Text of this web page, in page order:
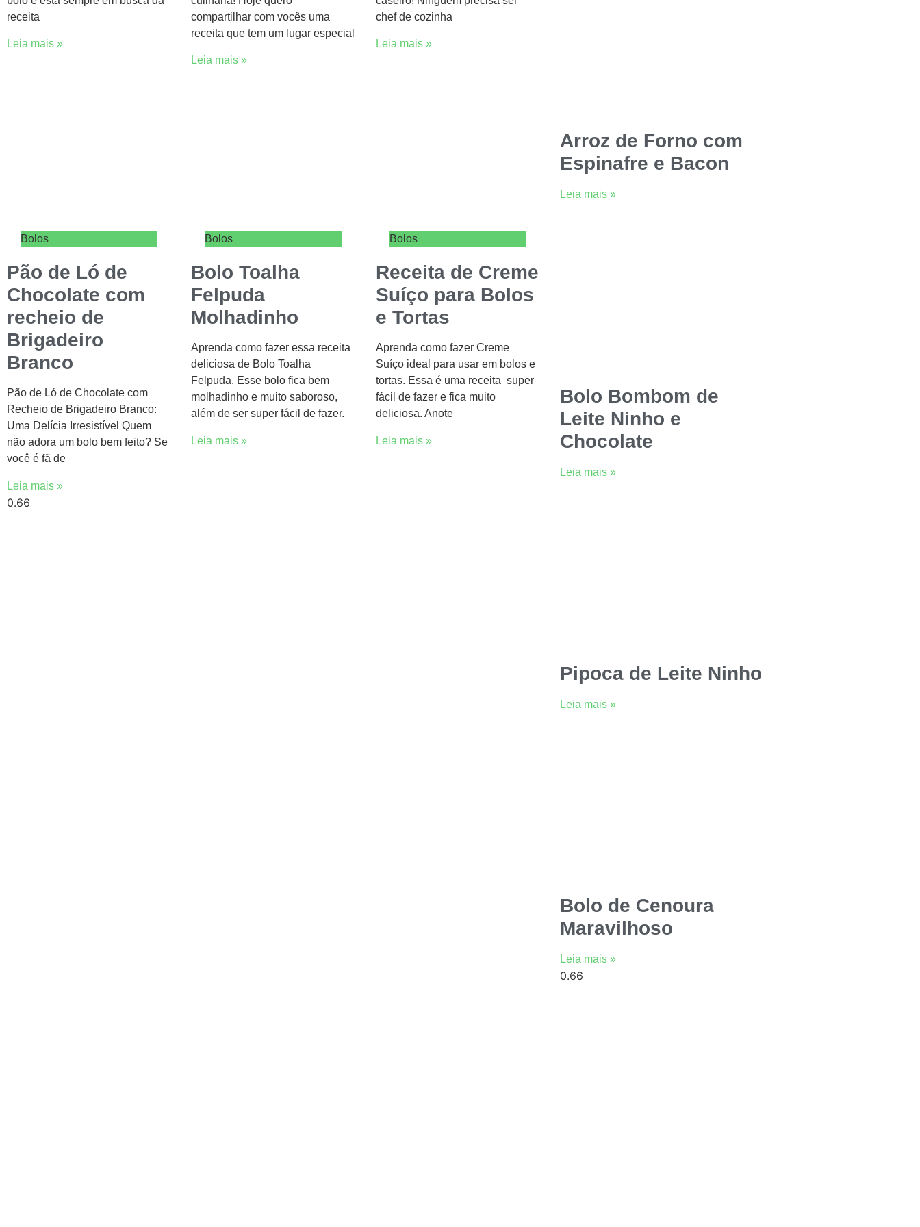
receita
Leia mais »
compartilhar com vocês uma
receita que tem um lugar especial
Leia mais »
chef de cozinha
Leia mais »
Bolos
Pão de Ló de
Chocolate com
recheio de
Brigadeiro
Branco
Pão de Ló de Chocolate com
Recheio de Brigadeiro Branco:
Uma Delícia Irresistível Quem
não adora um bolo bem feito? Se
você é fã de
Leia mais »
Bolos
Bolo Toalha
Felpuda
Molhadinho
Aprenda como fazer essa receita
deliciosa de Bolo Toalha
Felpuda. Esse bolo fica bem
molhadinho e muito saboroso,
além de ser super fácil de fazer.
Leia mais »
Bolos
Receita de Creme
Suíço para Bolos
e Tortas
Aprenda como fazer Creme
Suíço ideal para usar em bolos e
tortas. Essa é uma receita super
fácil de fazer e fica muito
deliciosa. Anote
Leia mais »
Arroz de Forno com
Espinafre e Bacon
Leia mais »
Bolo Bombom de
Leite Ninho e
Chocolate
Leia mais »
Pipoca de Leite Ninho
Leia mais »
Bolo de Cenoura
Maravilhoso
Leia mais »